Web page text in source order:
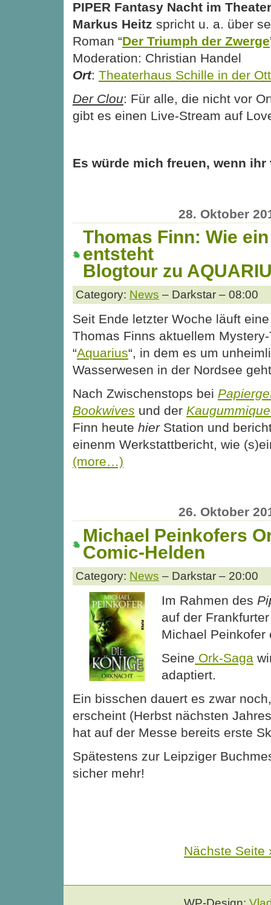
PIPER Fantasy Nacht im
Markus Heitz spricht u. a. über
Roman “Der Triumph der Zwerge
Moderation: Christian Handel
Ort: Theaterhaus Schille in der
Der Clou: Für alle, die nicht vor
gibt es einen Live-Stream auf
Es würde mich freuen, wenn
28. Oktober
Thomas Finn: Wie
entsteht
Blogtour zu
Category: News – Darkstar – 08:00
Seit Ende letzter Woche läuft
Thomas Finns aktuellem
“Aquarius“, in dem es um
Wasserwesen in der Nordsee
Nach Zwischenstops bei
Bookwives und der
Finn heute hierStation und
einenm Werkstattbericht, wie
(more…)
26. Oktober
Michael Peinkofers
Comic-Helden
Category: News – Darkstar – 20:00
Im Rahmen des
auf der
Michael Peinkofer
Seine Ork-Saga
adaptiert.
Ein bisschen dauert es zwar
erscheint (Herbst nächsten
hat auf der Messe bereits erste
Spätestens zur Leipziger
sicher mehr!
Nächste Seite